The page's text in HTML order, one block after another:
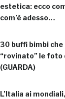
estetica: ecco
com’è adesso…
30 buffi bimbi che
“rovinato” le foto
(GUARDA)
L’Italia ai